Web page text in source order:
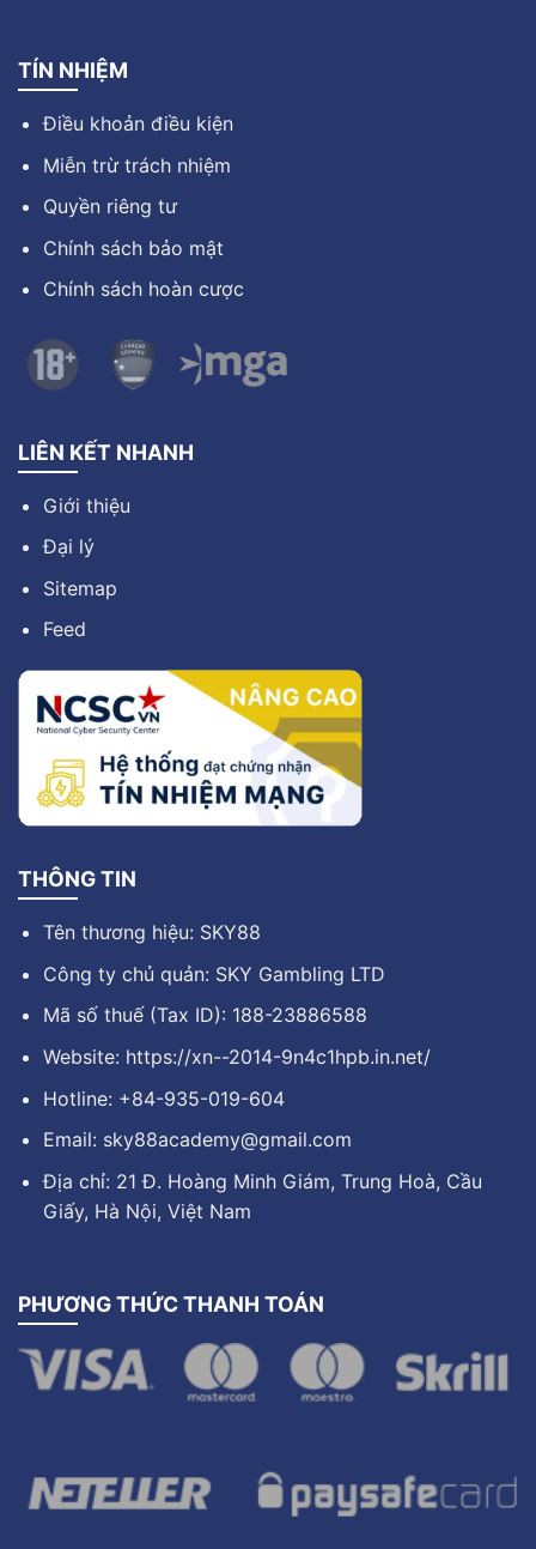
TÍN NHIỆM
Điều khoản điều kiện
Miễn trừ trách nhiệm
Quyền riêng tư
Chính sách bảo mật
Chính sách hoàn cược
LIÊN KẾT NHANH
Giới thiệu
Đại lý
Sitemap
Feed
THÔNG TIN
Tên thương hiệu: SKY88
Công ty chủ quản: SKY Gambling LTD
Mã số thuế (Tax ID): 188-23886588
Website: https://xn--2014-9n4c1hpb.in.net/
Hotline: +84-935-019-604
Email: sky88academy@gmail.com
Địa chỉ: 21 Đ. Hoàng Minh Giám, Trung Hoà, Cầu
Giấy, Hà Nội, Việt Nam
PHƯƠNG THỨC THANH TOÁN